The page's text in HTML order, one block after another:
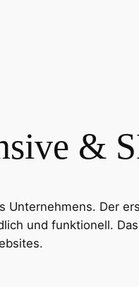
&
Der
und funktionell.